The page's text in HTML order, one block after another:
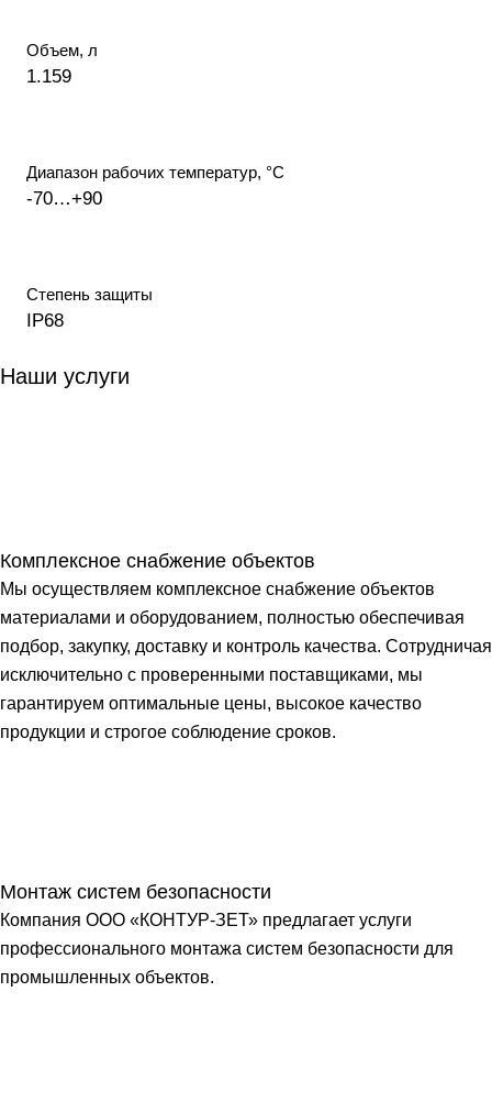
Объем, л
1.159
Диапазон рабочих температур, °С
-70…+90
Степень защиты
IP68
Наши услуги
Комплексное снабжение объектов
Мы осуществляем комплексное снабжение объектов
материалами и оборудованием, полностью обеспечивая
подбор, закупку, доставку и контроль качества. Сотрудничая
исключительно с проверенными поставщиками, мы
гарантируем оптимальные цены, высокое качество
продукции и строгое соблюдение сроков.
Монтаж систем безопасности
Компания ООО «КОНТУР-ЗЕТ» предлагает услуги
профессионального монтажа систем безопасности для
промышленных объектов.